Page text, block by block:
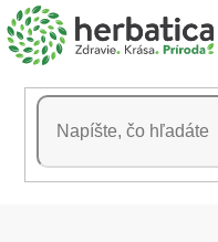
Prejsť
na
obsah